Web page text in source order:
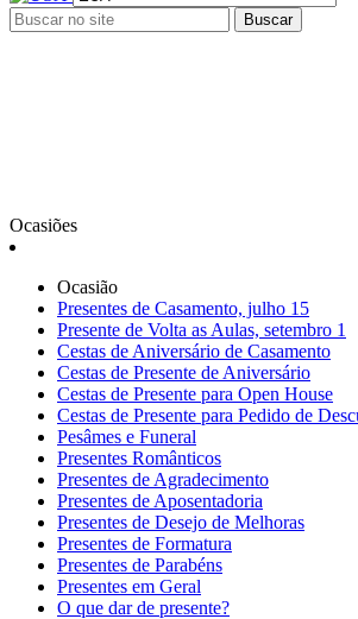
Buscar
Ocasiões
Ocasião
Presentes de Casamento, julho 15
Presente de Volta as Aulas, setembro 1
Cestas de Aniversário de Casamento
Cestas de Presente de Aniversário
Cestas de Presente para Open House
Cestas de Presente para Pedido de
Pesâmes e Funeral
Presentes Românticos
Presentes de Agradecimento
Presentes de Aposentadoria
Presentes de Desejo de Melhoras
Presentes de Formatura
Presentes de Parabéns
Presentes em Geral
O que dar de presente?